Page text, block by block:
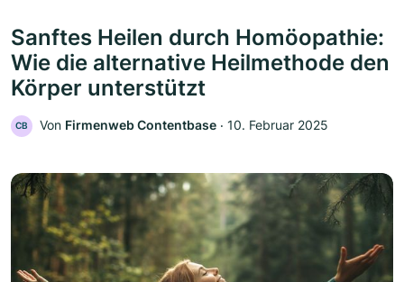
Sanftes Heilen durch Homöopathie:
Wie die alternative Heilmethode den
Körper unterstützt
CB Von Firmenweb Contentbase ‧ 10. Februar 2025